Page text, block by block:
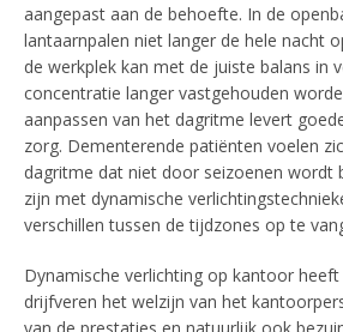
aangepast aan de behoefte. In de
lantaarnpalen niet langer de hele nacht
de werkplek kan met de juiste balans in
concentratie langer vastgehouden
aanpassen van het dagritme levert
zorg. Dementerende patiënten voelen
dagritme dat niet door seizoenen wordt
zijn met dynamische
verschillen tussen de tijdzones op te
Dynamische verlichting op kantoor
drijfveren het welzijn van het